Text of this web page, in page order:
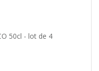
50cl - lot de 4